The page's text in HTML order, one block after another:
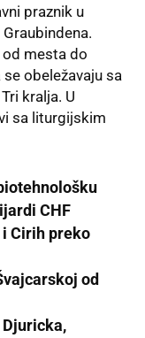
praznik u
mesta do
obeležavaju sa
kralja. U
sa liturgijskim
CHF
i Cirih preko
od
Djuricka,